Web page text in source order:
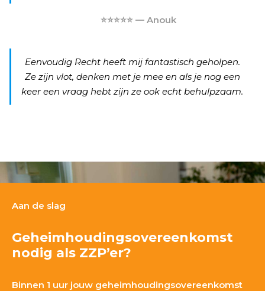
⭐⭐⭐⭐⭐ — Anouk
Eenvoudig Recht heeft mij fantastisch geholpen.
Ze zijn vlot, denken met je mee en als je nog een
keer een vraag hebt zijn ze ook echt behulpzaam.
Aan de slag
Geheimhoudingsovereenkomst
nodig als ZZP’er?
Binnen 1 uur jouw geheimhoudingsovereenkomst